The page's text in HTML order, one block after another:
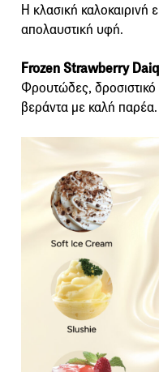
Η κλασική
απολαυστική υφή.
Frozen Strawberry
Φρουτώδες, δροσιστικό
βεράντα με καλή παρέα.